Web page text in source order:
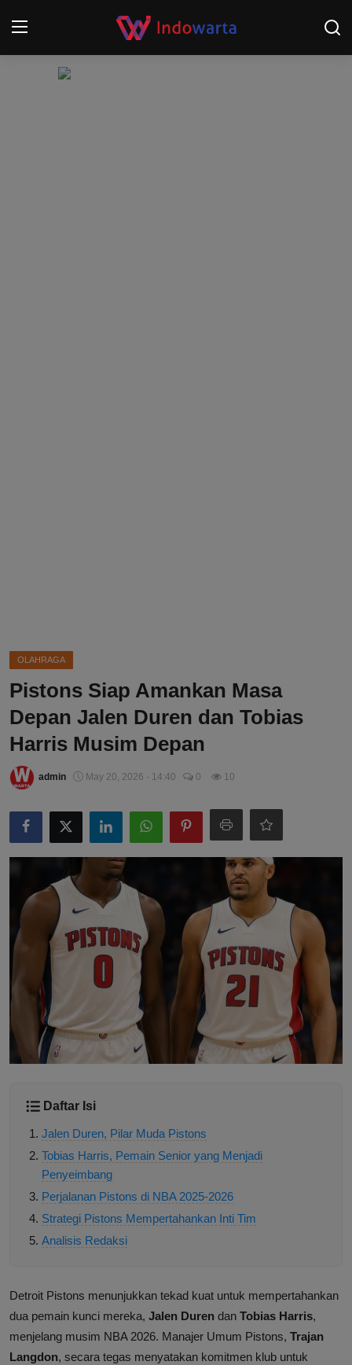
OLAHRAGA
Pistons Siap Amankan Masa
Depan Jalen Duren dan Tobias
Harris Musim Depan
admin May 20, 2026 - 14:40 0 10
Daftar Isi
Jalen Duren, Pilar Muda Pistons
Tobias Harris, Pemain Senior yang Menjadi
Penyeimbang
Perjalanan Pistons di NBA 2025-2026
Strategi Pistons Mempertahankan Inti Tim
Analisis Redaksi
Detroit Pistons menunjukkan tekad kuat untuk mempertahankan
dua pemain kunci mereka, Jalen Duren dan Tobias Harris,
menjelang musim NBA 2026. Manajer Umum Pistons, Trajan
Langdon, secara tegas menyatakan komitmen klub untuk